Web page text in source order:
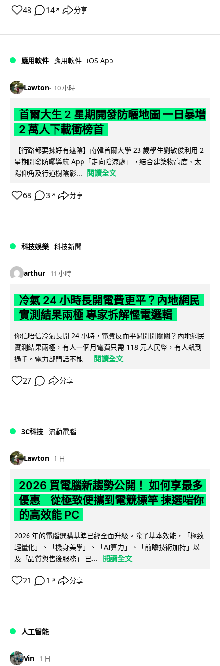
48 14 ↗ 分享
應用軟件 應用軟件 iOS App
Lawton 10 小時
首爾大生 2 星期開發防曬地圖 一日暴增
2 萬人下載衝榜首
【行路都要揀好有遮陰】南韓首爾大學 23 歲學生劉敏俊利用 2
星期開發防曬導航 App「走向陰涼處」，結合建築物高度、太
陽仰角及行道樹陰影...
閱讀全文
68 3 ↗ 分享
科技娛樂 科技新聞
arthur 11 小時
冷氣 24 小時長開電費更平？內地網民
實測結果兩極 專家拆解慳電邏輯
你信唔信冷氣長開 24 小時，電費反而平過開開關關？內地網民
實測結果兩極，有人一個月電費只需 118 元人民幣，有人飆到
過千。電力部門話不能...
閱讀全文
27 分享
3C科技 流動電腦
Lawton 1 日
2026 買電腦新趨勢公開！ 如何享最多
優惠 從極致便攜到電競標竿 揀選啱你
的高效能 PC
2026 年的電腦選購基準已經全面升級。除了基本效能，「極致
輕量化」、「機身美學」、「AI算力」、「前瞻技術加持」以
及「品質與售後服務」 已...
閱讀全文
21 1 ↗ 分享
人工智能
Vin 1 日